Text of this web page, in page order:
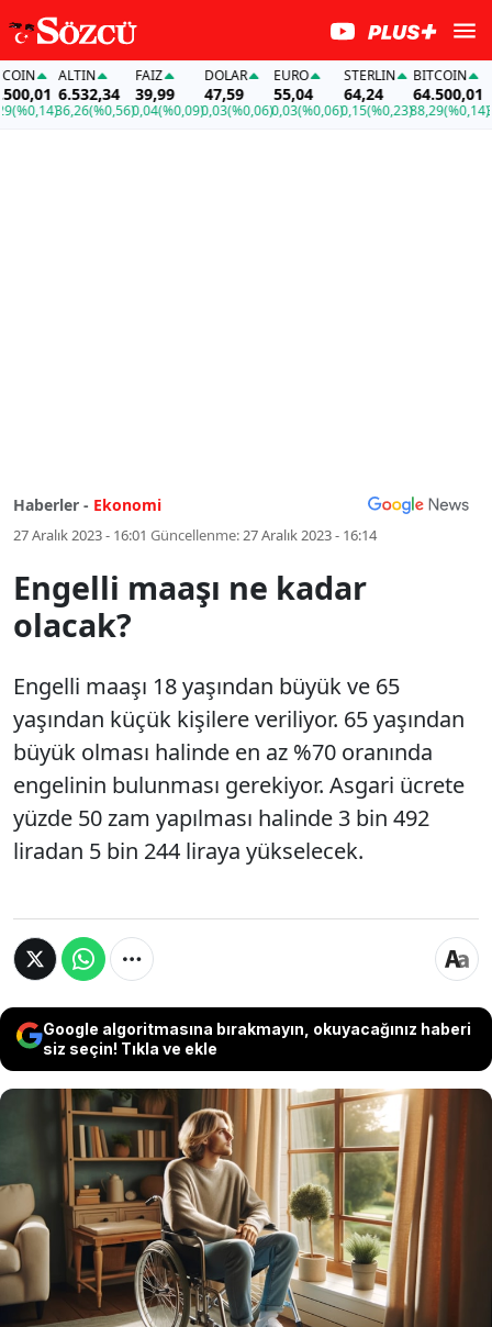
ALTIN
6.532,34
36,26(%0,56)
39,99
0,04(%0,09)
DOLAR
47,59
0,03(%0,06)
EURO
55,04
0,03(%0,06)
STERLIN
64,24
0,15(%0,23)
BITCOIN
64.500,01
88,29(%0,14)
Haberler - Ekonomi
27 Aralık 2023 - 16:01 Güncellenme:27 Aralık 2023 - 16:14
Engelli maaşı ne kadar
olacak?
Engelli maaşı 18 yaşından büyük ve 65
yaşından küçük kişilere veriliyor. 65 yaşından
büyük olması halinde en az %70 oranında
engelinin bulunması gerekiyor. Asgari ücrete
yüzde 50 zam yapılması halinde 3 bin 492
liradan 5 bin 244 liraya yükselecek.
Google algoritmasına bırakmayın, okuyacağınız haberi
siz seçin! Tıkla ve ekle
Engelli maaşı 18 yaşından büyük ve 65 yaşından
küçük kişilere veriliyor. 65 yaşından büyük
olması halinde en az %70 oranında engelinin
bulunması gerekiyor. Asgari ücrete yüzde 50
zam yapılması halinde 3 bin 492 liradan 5 bin
244 liraya yükselecek.